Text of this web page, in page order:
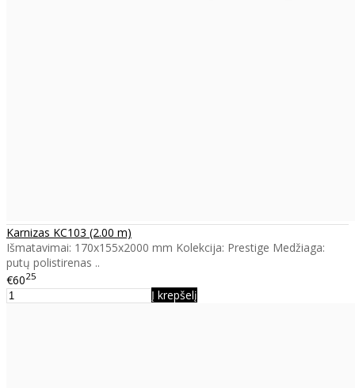
Karnizas KC103 (2.00 m)
Išmatavimai: 170x155x2000 mm Kolekcija: Prestige Medžiaga:
putų polistirenas ..
€6025
Į krepšelį